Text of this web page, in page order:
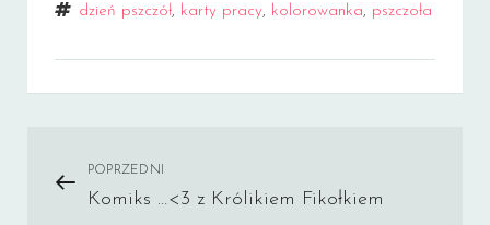
Tags
dzień pszczół, karty pracy, kolorowanka, pszczoła
Nawigacja
Poprzedni
wpis
POPRZEDNI
Komiks …<3 z Królikiem Fikołkiem